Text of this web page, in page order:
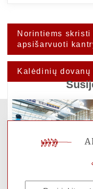
Navigacija
tarp
įrašų
Norintiems
apsišarvuoti
Kalėdinių